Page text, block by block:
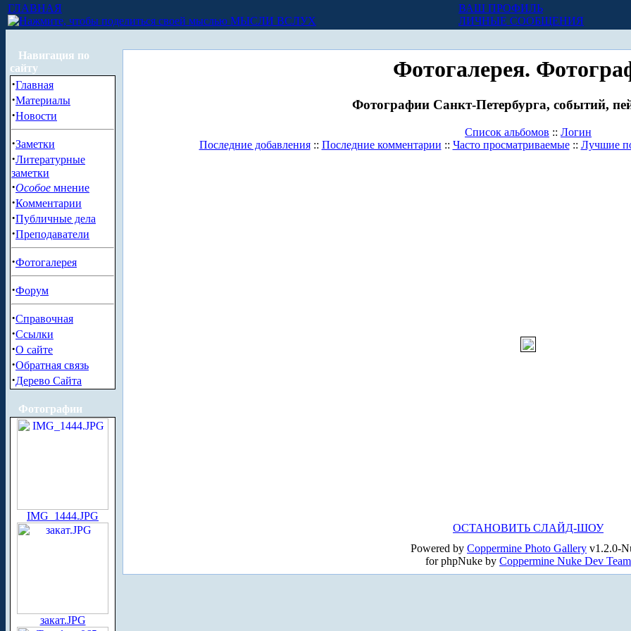
ГЛАВНАЯ
МЫСЛИ ВСЛУХ
ВАШ ПРОФИЛЬ
ЛИЧНЫЕ СООБЩЕНИЯ
Навигация по
сайту
·Главная
·Материалы
·Новости
·Заметки
·Литературные
заметки
·Особое мнение
·Комментарии
·Публичные дела
·Преподаватели
·Фотогалерея
·Форум
·Справочная
·Ссылки
·О сайте
·Обратная связь
·Дерево Сайта
Фотографии
IMG_1444.JPG
закат.JPG
Фотогалерея.
Фотографии Санкт-Петербурга, событий,
Список альбомов :: Логин
Последние добавления:: Последние комментарии :: Часто просматриваемые:: Лучшие
ОСТАНОВИТЬ СЛАЙД-ШОУ
Powered by Coppermine Photo Gallery v1.2.0-
for phpNuke by Coppermine Nuke Dev Team